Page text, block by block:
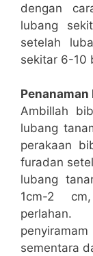
dengan
lubang
setelah
sekitar 6-10
Penanaman
Ambillah
lubang
perakaan
furadan
lubang
1cm-2
perlahan.
sementara